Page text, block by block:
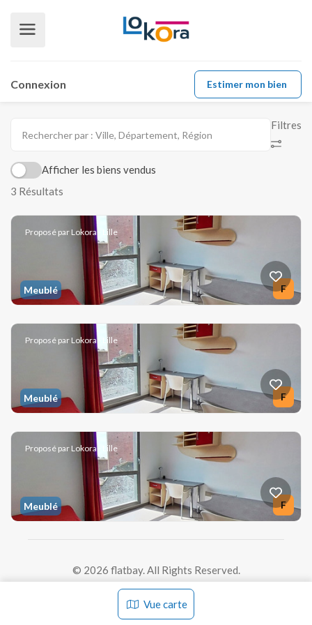
Connexion Estimer mon bien
Filtres
Afficher les biens vendus
3 Résultats
Proposé par Lokora - Lille
Meublé F
Résidence étudiante meublé à louer • 595,00 € CC
Boulevard de Strasbourg 59000 Lille
• 1 p. • 1 ch. • 1 SDB • 1 WC • à 202.5 km
Proposé par Lokora - Lille
Meublé F
Résidence étudiante meublé à louer • 595,00 € CC
Boulevard de Strasbourg 59000 Lille
• 1 p. • 1 ch. • 1 SDB • 1 WC • à 202.5 km
Proposé par Lokora - Lille
Meublé F
18 m • 1 p. • 1 ch. • 1 SDB • 1 WC • à 202.5 km
© 2026 flatbay. All Rights Reserved.
Vue carte